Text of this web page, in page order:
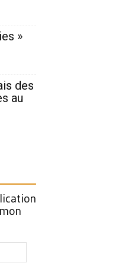
»
des
au